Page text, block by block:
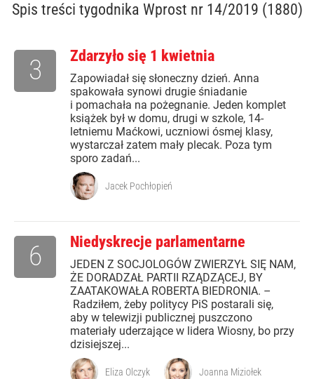
Spis treści tygodnika Wprost nr 14/2019 (1880)
Zdarzyło się 1 kwietnia
Zapowiadał się słoneczny dzień. Anna
spakowała synowi drugie śniadanie
i pomachała na pożegnanie. Jeden komplet
książek był w domu, drugi w szkole, 14-
letniemu Maćkowi, uczniowi ósmej klasy,
wystarczał zatem mały plecak. Poza tym
sporo zadań...
3
Jacek Pochłopień
Niedyskrecje parlamentarne
JEDEN Z SOCJOLOGÓW ZWIERZYŁ SIĘ NAM,
ŻE DORADZAŁ PARTII RZĄDZĄCEJ, BY
ZAATAKOWAŁA ROBERTA BIEDRONIA. –
Radziłem, żeby politycy PiS postarali się,
aby w telewizji publicznej puszczono
materiały uderzające w lidera Wiosny, bo przy
dzisiejszej...
6
Eliza Olczyk Joanna Miziołek